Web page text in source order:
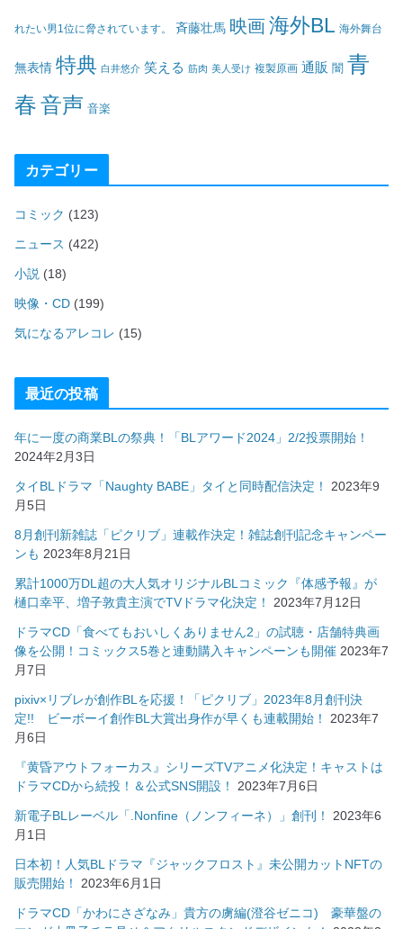
れたい男1位に脅されています。 斉藤壮馬 映画海外BL 海外舞台
無表情 特典 白井悠介 笑える 筋肉 美人受け 複製原画 通販 闇 青
春音声 音楽
カテゴリー
コミック (123)
ニュース (422)
小説 (18)
映像・CD (199)
気になるアレコレ (15)
最近の投稿
年に一度の商業BLの祭典！「BLアワード2024」2/2投票開始！
2024年2月3日
タイBLドラマ「Naughty BABE」タイと同時配信決定！
2023年9
月5日
8月創刊新雑誌「ピクリブ」連載作決定！雑誌創刊記念キャンペー
ンも 2023年8月21日
累計1000万DL超の大人気オリジナルBLコミック『体感予報』が
樋口幸平、増子敦貴主演でTVドラマ化決定！
2023年7月12日
ドラマCD「食べてもおいしくありません2」の試聴・店舗特典画
像を公開！コミックス5巻と連動購入キャンペーンも開催 2023年7
月7日
pixiv×リブレが創作BLを応援！「ピクリブ」2023年8月創刊決
定!! ビーボーイ創作BL大賞出身作が早くも連載開始！
2023年7
月6日
『黄昏アウトフォーカス』シリーズTVアニメ化決定！キャストは
ドラマCDから続投！＆公式SNS開設！
2023年7月6日
新電子BLレーベル「.Nonfine（ノンフィーネ）」創刊！
2023年6
月1日
日本初！人気BLドラマ『ジャックフロスト』未公開カットNFTの
販売開始！
2023年6月1日
ドラマCD「かわにさざなみ」貴方の虜編(澄谷ゼニコ) 豪華盤の